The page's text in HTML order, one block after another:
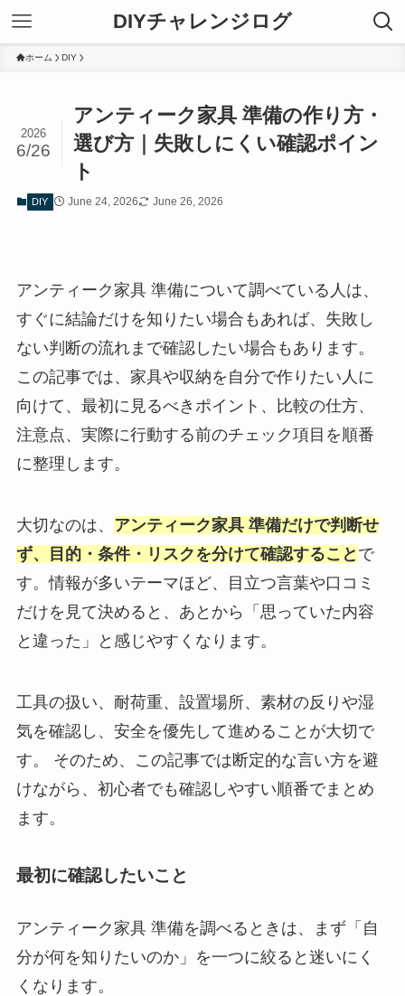
DIYチャレンジログ
ホーム DIY
アンティーク家具 準備の作り方・
選び方｜失敗しにくい確認ポイン
ト
2026
6/26
DIY June 24, 2026 June 26, 2026
アンティーク家具 準備について調べている人は、
すぐに結論だけを知りたい場合もあれば、失敗し
ない判断の流れまで確認したい場合もあります。
この記事では、家具や収納を自分で作りたい人に
向けて、最初に見るべきポイント、比較の仕方、
注意点、実際に行動する前のチェック項目を順番
に整理します。
大切なのは、 アンティーク家具 準備だけで判断せ
ず、目的・条件・リスクを分けて確認すること で
す。情報が多いテーマほど、目立つ言葉や口コミ
だけを見て決めると、あとから「思っていた内容
と違った」と感じやすくなります。
工具の扱い、耐荷重、設置場所、素材の反りや湿
気を確認し、安全を優先して進めることが大切で
す。 そのため、この記事では断定的な言い方を避
けながら、初心者でも確認しやすい順番でまとめ
ます。
最初に確認したいこと
アンティーク家具 準備を調べるときは、まず「自
分が何を知りたいのか」を一つに絞ると迷いにく
くなります。